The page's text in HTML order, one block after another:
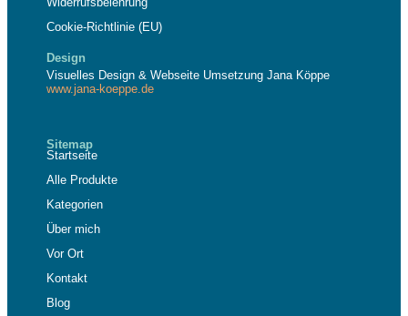
Cookie-Richtlinie (EU)
Design
Visuelles Design & Webseite Umsetzung Jana Köppe
www.jana-koeppe.de
Sitemap
Startseite
Alle Produkte
Kategorien
Über mich
Vor Ort
Kontakt
Blog